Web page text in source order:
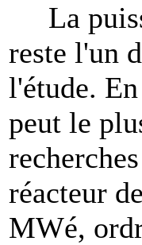
La
reste l'un
l'étude.
peut le
réacteur
MWé,